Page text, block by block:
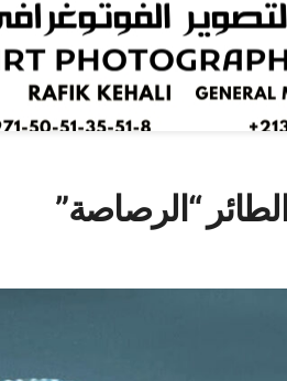
“الرصاصة”